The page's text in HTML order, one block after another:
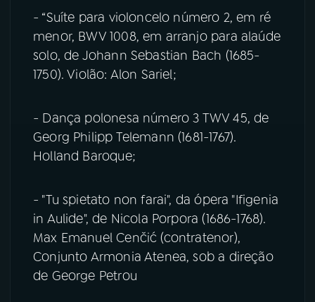
- “Suíte para violoncelo número 2, em ré
menor, BWV 1008, em arranjo para alaúde
solo, de Johann Sebastian Bach (1685-
1750). Violão: Alon Sariel;
- Dança polonesa número 3 TWV 45, de
Georg Philipp Telemann (1681-1767).
Holland Baroque;
- "Tu spietato non farai", da ópera "Ifigenia
in Aulide", de Nicola Porpora (1686-1768).
Max Emanuel Cenčić (contratenor),
Conjunto Armonia Atenea, sob a direção
de George Petrou